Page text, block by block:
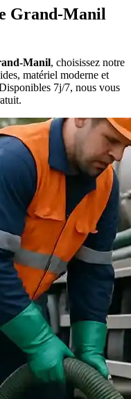
Grand-Manil
Manil, choisissez notre
matériel moderne et
7j/7, nous vous